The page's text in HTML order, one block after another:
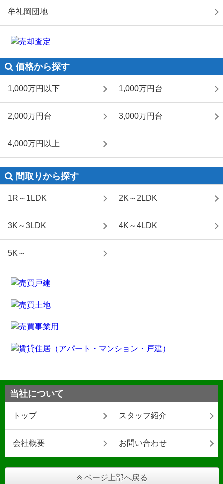
牟礼岡団地
価格から探す
1,000万円以下 1,000万円台
2,000万円台 3,000万円台
4,000万円以上
間取りから探す
1R～1LDK 2K～2LDK
3K～3LDK 4K～4LDK
5K～
当社について
トップ スタッフ紹介
会社概要 お問い合わせ
ページ上部へ戻る